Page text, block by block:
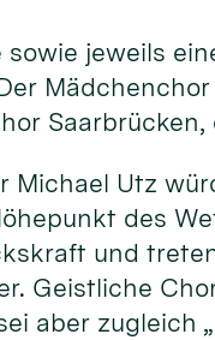
sowie jeweils
Michael Utz
des
und
Geistliche
aber zugleich